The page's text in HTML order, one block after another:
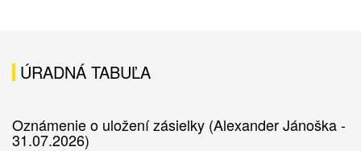
ÚRADNÁ TABUĽA
Oznámenie o uložení zásielky (Alexander Jánoška -
31.07.2026)